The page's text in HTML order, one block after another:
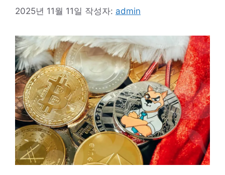
2025년 11월 11일 작성자: admin